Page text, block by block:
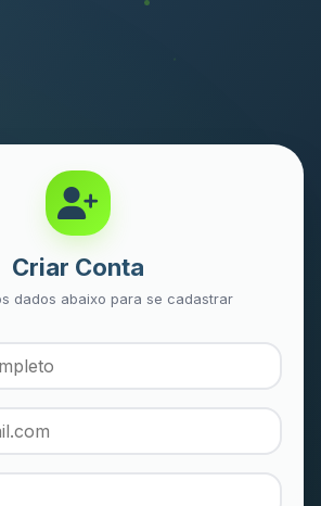
Criar Conta
dados abaixo para se cadastrar